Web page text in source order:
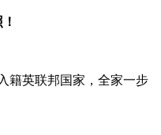
籍英联邦国家，全家一步